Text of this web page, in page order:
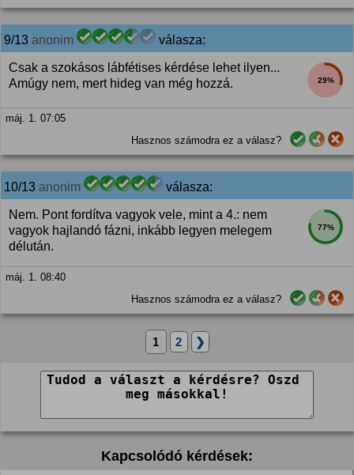
9/13 anonim válasza:
29%
Csak a szokásos lábfétises kérdése lehet ilyen...
Amúgy nem, mert hideg van még hozzá.
máj. 1. 07:05
Hasznos számodra ez a válasz?
10/13 anonim válasza:
77%
Nem. Pont fordítva vagyok vele, mint a 4.: nem
vagyok hajlandó fázni, inkább legyen melegem
délután.
máj. 1. 08:40
Hasznos számodra ez a válasz?
1 2 ❯
Kapcsolódó kérdések: